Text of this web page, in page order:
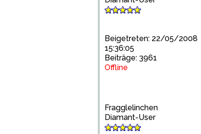
Beigetreten: 22/05/2008
15:36:05
Beiträge: 3961
Offline
Fragglelinchen
Diamant-User